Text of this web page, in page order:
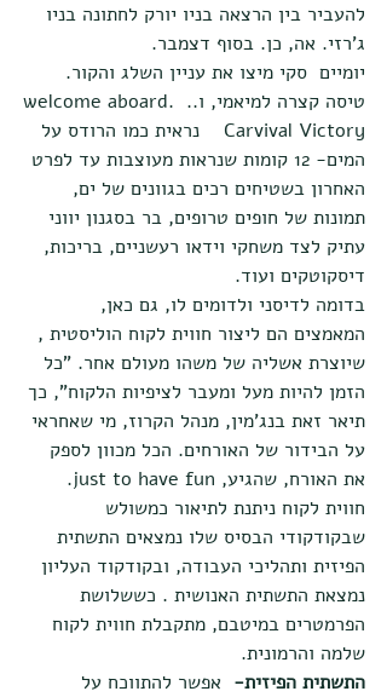
להעביר בין הרצאה בניו יורק לחתונה בניו
ג'רזי. אה, כן. בסוף דצמבר.
יומיים  סקי מיצו את עניין השלג והקור.
טיסה קצרה למיאמי, ו.. welcome aboard.
Carvival Victory   נראית כמו הרודס על
המים- 12 קומות שנראות מעוצבות עד לפרט
האחרון בשטיחים רכים בגוונים של ים,
תמונות של חופים טרופים, בר בסגנון יווני
עתיק לצד משחקי וידאו רעשניים, בריכות,
דיסקוטקים ועוד.
בדומה לדיסני ולדומים לו, גם כאן,
המאמצים הם ליצור חווית לקוח הוליסטית ,
שיוצרת אשליה של משהו מעולם אחר. "כל
הזמן להיות מעל ומעבר לציפיות הלקוח", כך
תיאר זאת בנג'מין, מנהל הקרוז, מי שאחראי
על הבידור של האורחים. הכל מכוון לספק
את האורח, שהגיע, just to have fun.
חווית לקוח ניתנת לתיאור כמשולש
שבקודקודי הבסיס שלו נמצאים התשתית
הפיזית ותהליכי העבודה, ובקודקוד העליון
נמצאת התשתית האנושית . כששלושת
הפרמטרים במיטבם, מתקבלת חווית לקוח
שלמה והרמונית.
התשתית הפיזית- אפשר להתווכח על